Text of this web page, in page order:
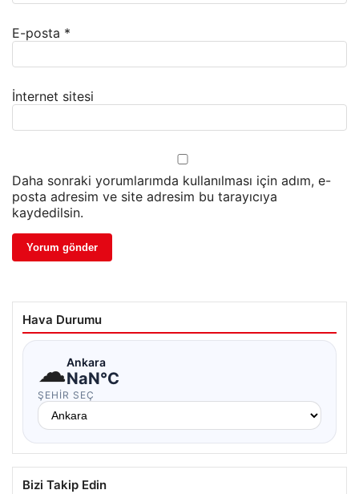
E-posta *
İnternet sitesi
Daha sonraki yorumlarımda kullanılması için adım, e-
posta adresim ve site adresim bu tarayıcıya
kaydedilsin.
Hava Durumu
☁Ankara
NaN°C
ŞEHIR SEÇ
Bizi Takip Edin